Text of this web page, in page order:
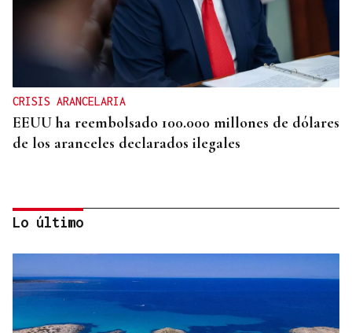
CRISIS ARANCELARIA
EEUU ha reembolsado 100.000 millones de dólares
de los aranceles declarados ilegales
Lo último